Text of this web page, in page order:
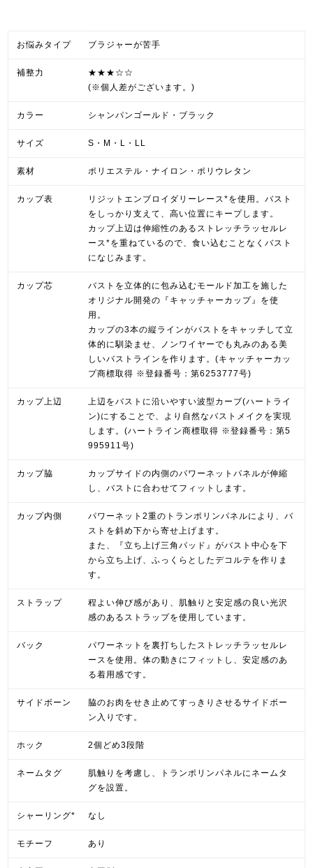
お悩みタイプ ブラジャーが苦手
補整力
★★★☆☆
(※個人差がございます。)
カラー シャンパンゴールド・ブラック
サイズ S・M・L・LL
素材 ポリエステル・ナイロン・ポリウレタン
カップ表
リジットエンブロイダリーレース*を使用。バスト
をしっかり支えて、高い位置にキープします。
カップ上辺は伸縮性のあるストレッチラッセルレ
ース*を重ねているので、食い込むことなくバスト
になじみます。
カップ芯
バストを立体的に包み込むモールド加工を施した
オリジナル開発の『キャッチャーカップ』を使
用。
カップの3本の縦ラインがバストをキャッチして立
体的に馴染ませ、ノンワイヤーでも丸みのある美
しいバストラインを作ります。(キャッチャーカッ
プ商標取得 ※登録番号：第6253777号)
カップ上辺
上辺をバストに沿いやすい波型カーブ(ハートライ
ン)にすることで、より自然なバストメイクを実現
します。(ハートライン商標取得 ※登録番号：第5
995911号)
カップ脇
カップサイドの内側のパワーネットパネルが伸縮
し、バストに合わせてフィットします。
カップ内側
パワーネット2重のトランポリンパネルにより、バ
ストを斜め下から寄せ上げます。
また、『立ち上げ三角パッド』がバスト中心を下
から立ち上げ、ふっくらとしたデコルテを作りま
す。
ストラップ
程よい伸び感があり、肌触りと安定感の良い光沢
感のあるストラップを使用しています。
バック
パワーネットを裏打ちしたストレッチラッセルレ
ースを使用。体の動きにフィットし、安定感のあ
る着用感です。
サイドボーン
脇のお肉をせき止めてすっきりさせるサイドボー
ン入りです。
ホック 2個どめ3段階
ネームタグ
肌触りを考慮し、トランポリンパネルにネームタ
グを設置。
シャーリング* なし
モチーフ あり